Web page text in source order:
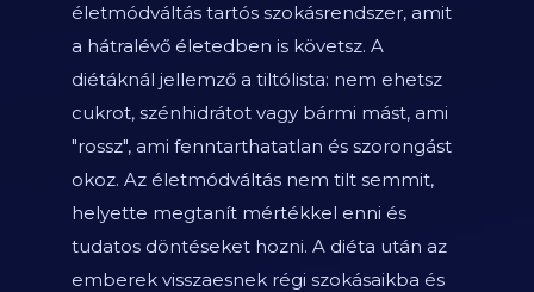
életmódváltás tartós szokásrendszer, amit
a hátralévő életedben is követsz. A
diétáknál jellemző a tiltólista: nem ehetsz
cukrot, szénhidrátot vagy bármi mást, ami
"rossz", ami fenntarthatatlan és szorongást
okoz. Az életmódváltás nem tilt semmit,
helyette megtanít mértékkel enni és
tudatos döntéseket hozni. A diéta után az
emberek visszaesnek régi szokásaikba és